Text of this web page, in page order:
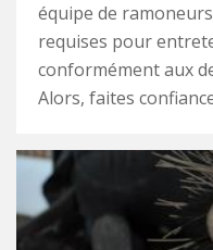
équipe de
requises pour
conformément aux
Alors, faites